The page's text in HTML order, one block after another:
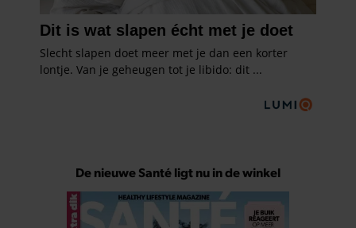
De nieuwe Santé ligt nu in de winkel